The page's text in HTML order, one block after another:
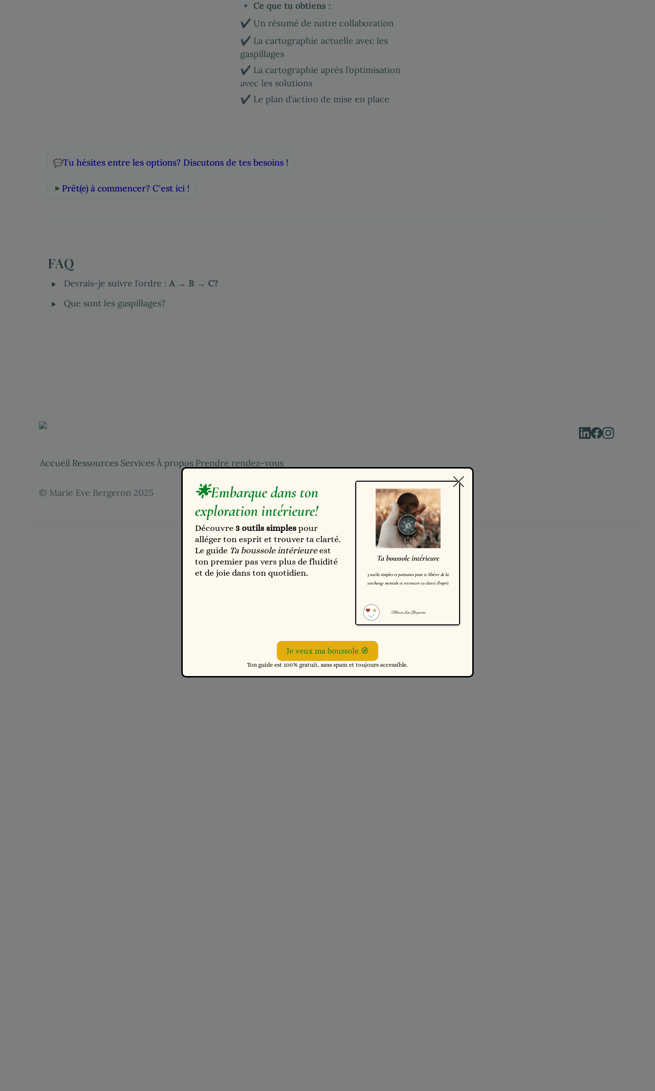
🔹 Ce que tu obtiens :
✔️ Un résumé de notre collaboration
✔️ La cartographie actuelle avec les
gaspillages
✔️ La cartographie après l’optimisation
avec les solutions
✔️ Le plan d’action de mise en place
💬Tu hésites entre les options? Discutons de tes besoins !
Prêt(e) à commencer? C'est ici !
FAQ
‣ Devrais-je suivre l’ordre : A → B → C?
‣ Que sont les gaspillages?
Accueil Ressources Services À propos Prendre rendez-vous
©️ Marie Eve Bergeron 2025